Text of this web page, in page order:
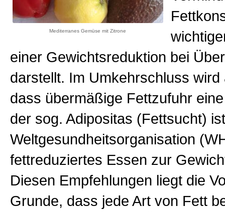
Mediterranes Gemüse mit Zitrone
einer Gewichtsreduktion bei
darstellt. Im Umkehrschluss wird
dass übermäßige Fettzufuhr
der sog. Adipositas (Fettsucht)
Weltgesundheitsorganisation
fettreduziertes Essen zur
Diesen Empfehlungen liegt die
Grunde, dass jede Art von Fett